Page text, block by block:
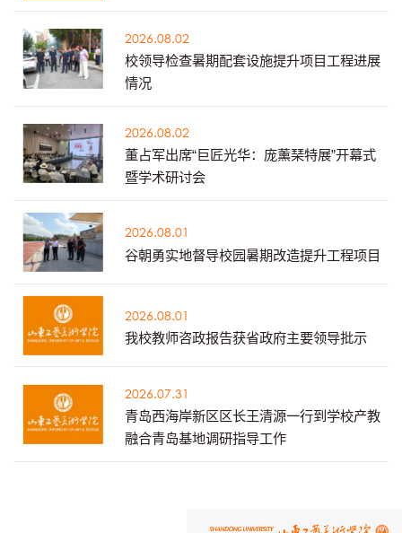
2026.08.02
校领导检查暑期配套设施提升项目工程进展
情况
2026.08.02
董占军出席“巨匠光华：庞薰琹特展”开幕式
暨学术研讨会
2026.08.01
谷朝勇实地督导校园暑期改造提升工程项目
2026.08.01
我校教师咨政报告获省政府主要领导批示
2026.07.31
青岛西海岸新区区长王清源一行到学校产教
融合青岛基地调研指导工作